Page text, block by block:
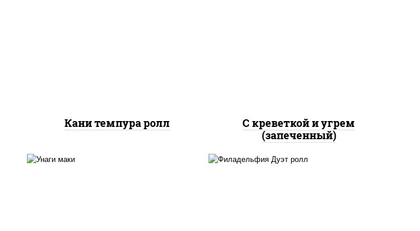
Кани темпура ролл
С креветкой и угрем
(запеченный)